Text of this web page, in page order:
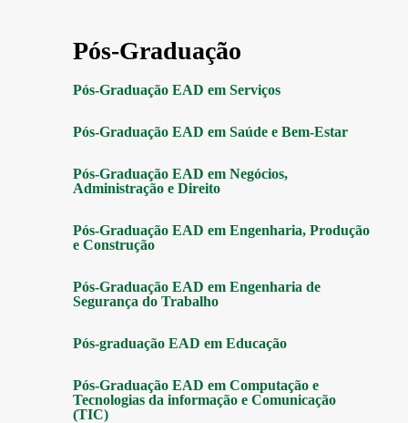
Pós-Graduação
Pós-Graduação EAD em Serviços
Pós-Graduação EAD em Saúde e Bem-Estar
Pós-Graduação EAD em Negócios,
Administração e Direito
Pós-Graduação EAD em Engenharia, Produção
e Construção
Pós-Graduação EAD em Engenharia de
Segurança do Trabalho
Pós-graduação EAD em Educação
Pós-Graduação EAD em Computação e
Tecnologias da informação e Comunicação
(TIC)